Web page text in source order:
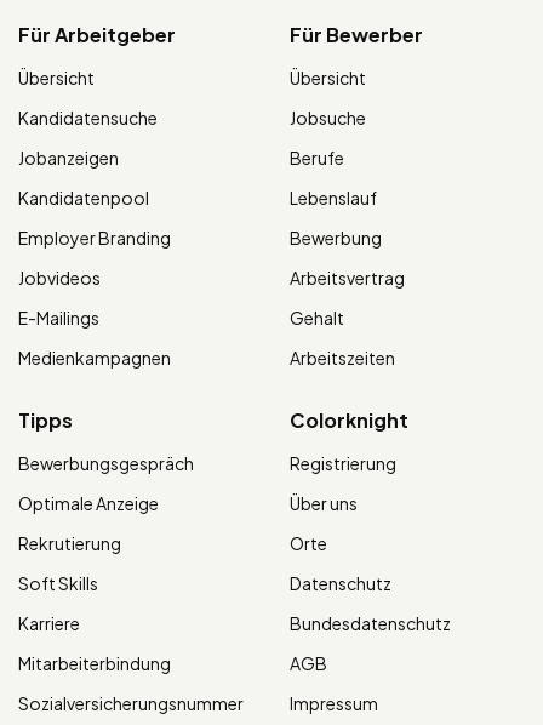
Für Arbeitgeber
Übersicht
Kandidatensuche
Jobanzeigen
Kandidatenpool
Employer Branding
Jobvideos
E-Mailings
Medienkampagnen
Für Bewerber
Übersicht
Jobsuche
Berufe
Lebenslauf
Bewerbung
Arbeitsvertrag
Gehalt
Arbeitszeiten
Tipps
Bewerbungsgespräch
Optimale Anzeige
Rekrutierung
Soft Skills
Karriere
Mitarbeiterbindung
Sozialversicherungsnummer
Colorknight
Registrierung
Über uns
Orte
Datenschutz
Bundesdatenschutz
AGB
Impressum